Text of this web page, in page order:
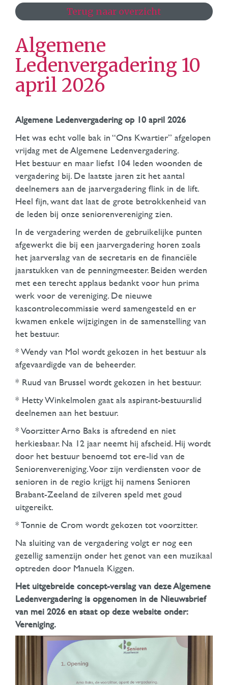
Terug naar overzicht
Algemene
Ledenvergadering 10
april 2026
Algemene Ledenvergadering op 10 april 2026
Het was echt volle bak in “Ons Kwartier” afgelopen
vrijdag met de Algemene Ledenvergadering.
Het bestuur en maar liefst 104 leden woonden de
vergadering bij. De laatste jaren zit het aantal
deelnemers aan de jaarvergadering flink in de lift.
Heel fijn, want dat laat de grote betrokkenheid van
de leden bij onze seniorenvereniging zien.
In de vergadering werden de gebruikelijke punten
afgewerkt die bij een jaarvergadering horen zoals
het jaarverslag van de secretaris en de financiële
jaarstukken van de penningmeester. Beiden werden
met een terecht applaus bedankt voor hun prima
werk voor de vereniging. De nieuwe
kascontrolecommissie werd samengesteld en er
kwamen enkele wijzigingen in de samenstelling van
het bestuur.
* Wendy van Mol wordt gekozen in het bestuur als
afgevaardigde van de beheerder.
* Ruud van Brussel wordt gekozen in het bestuur.
* Hetty Winkelmolen gaat als aspirant-bestuurslid
deelnemen aan het bestuur.
* Voorzitter Arno Baks is aftredend en niet
herkiesbaar. Na 12 jaar neemt hij afscheid. Hij wordt
door het bestuur benoemd tot ere-lid van de
Seniorenvereniging. Voor zijn verdiensten voor de
senioren in de regio krijgt hij namens Senioren
Brabant-Zeeland de zilveren speld met goud
uitgereikt.
* Tonnie de Crom wordt gekozen tot voorzitter.
Na sluiting van de vergadering volgt er nog een
gezellig samenzijn onder het genot van een muzikaal
optreden door Manuela Kiggen.
Het uitgebreide concept-verslag van deze Algemene
Ledenvergadering is opgenomen in de Nieuwsbrief
van mei 2026 en staat op deze website onder:
Vereniging.